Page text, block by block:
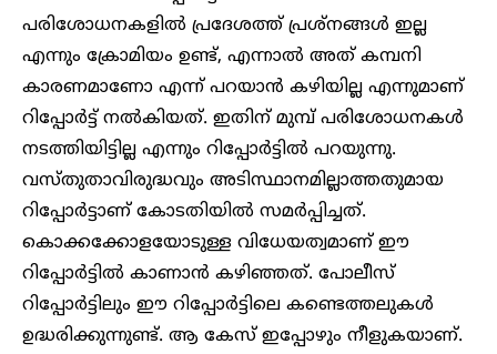
പരിശോധനകളില്‍ പ്രദേശത്ത് പ്രശ്‌നങ്ങള്‍ ഇല്ല
എന്നും ക്രോമിയം ഉണ്ട്, എന്നാല്‍ അത് കമ്പനി
കാരണമാണോ എന്ന് പറയാന്‍ കഴിയില്ല എന്നുമാണ്
റിപ്പോര്‍ട്ട് നൽകിയത്. ഇതിന് മുമ്പ് പരിശോധനകള്‍
നടത്തിയിട്ടില്ല എന്നും റിപ്പോർട്ടില്‍ പറയുന്നു.
വസ്തുതാവിരുദ്ധവും അടിസ്ഥാനമില്ലാത്തതുമായ
റിപ്പോര്‍ട്ടാണ് കോടതിയില്‍ സമര്‍പ്പിച്ചത്.
കൊക്കക്കോളയോടുള്ള വിധേയത്വമാണ് ഈ
റിപ്പോർട്ടിൽ കാണാൻ കഴിഞ്ഞത്. പോലീസ്
റിപ്പോര്‍ട്ടിലും ഈ റിപ്പോര്‍ട്ടിലെ കണ്ടെത്തലുകള്‍
ഉദ്ധരിക്കുന്നുണ്ട്. ആ കേസ് ഇപ്പോഴും നീളുകയാണ്.